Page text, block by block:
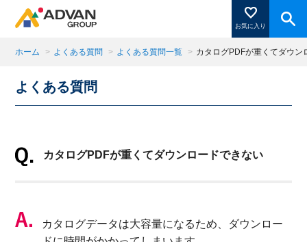
お気に入り
商品ページにある「お気に入り登録」を押すと登録した
商品がここに表示されます。
ホーム > よくある質問 > よくある質問一覧 > カタログPDFが重くてダウン
よくある質問
カタログPDFが重くてダウンロードできない
カタログデータは大容量になるため、ダウンロー